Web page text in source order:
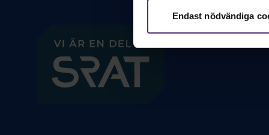
Endast nödvändiga